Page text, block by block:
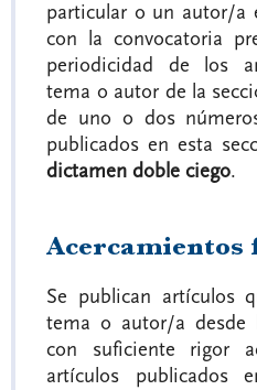
particular o un autor/a
con la convocatoria
periodicidad de los
tema o autor de la
de uno o dos
publicados en esta
dictamen doble ciego.
Acercamientos
Se publican artículos
tema o autor/a desde
con suficiente rigor
artículos publicados